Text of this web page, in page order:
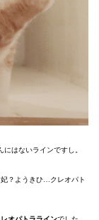
はないラインですし。
妃？ようきひ…クレオパト